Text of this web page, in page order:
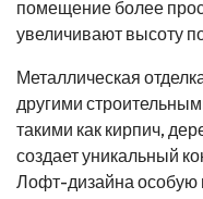
помещение более
увеличивают высоту
Металлическая
другими
такими как кирпич,
создает уникальный
Лофт-дизайна особую